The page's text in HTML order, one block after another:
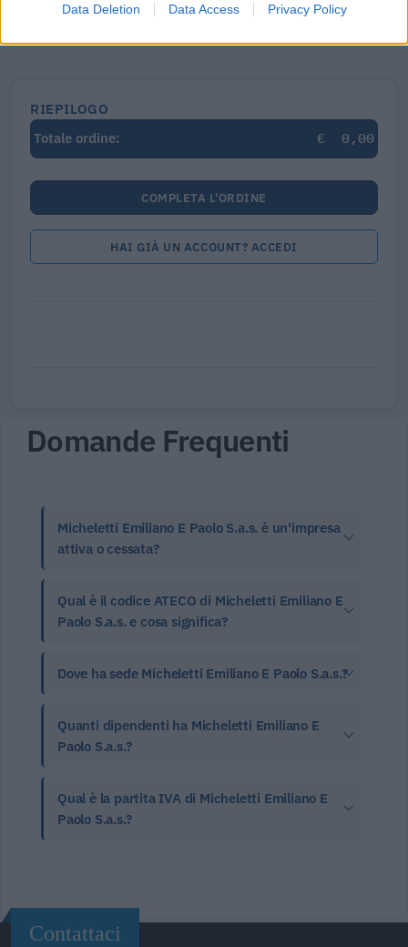
Data Deletion Data Access Privacy Policy
Mostra tutti gli altri documenti e dati
RIEPILOGO
Totale ordine:
€ 0,00
COMPLETA L'ORDINE
HAI GIÀ UN ACCOUNT? ACCEDI
Domande Frequenti
Micheletti Emiliano E Paolo S.a.s. è un'impresa
attiva o cessata?
Qual è il codice ATECO di Micheletti Emiliano E
Paolo S.a.s. e cosa significa?
Dove ha sede Micheletti Emiliano E Paolo S.a.s.?
Quanti dipendenti ha Micheletti Emiliano E
Paolo S.a.s.?
Qual è la partita IVA di Micheletti Emiliano E
Paolo S.a.s.?
Contattaci